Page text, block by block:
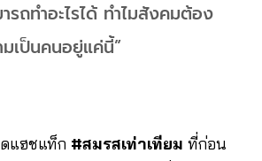
รถทำอะไรได้ ทำไมสังคมต้อง
เป็นคนอยู่แค่นี้”
แฮชแท็ก #สมรสเท่าเทียม ที่ก่อน